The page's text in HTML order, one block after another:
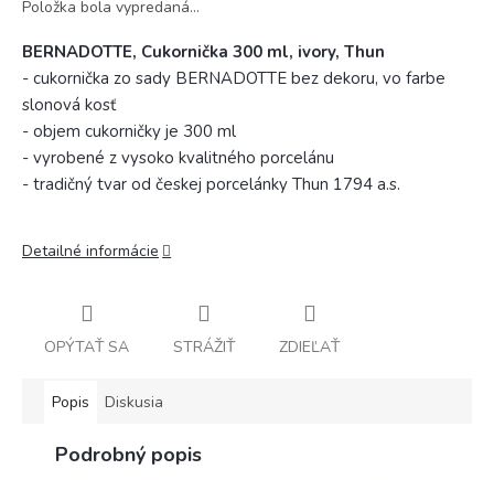
Položka bola vypredaná…
BERNADOTTE, Cukornička 300 ml, ivory, Thun
- cukornička zo sady BERNADOTTE bez dekoru, vo farbe
slonová kosť
- objem cukorničky je 300 ml
- vyrobené z vysoko kvalitného porcelánu
- tradičný tvar od českej porcelánky Thun 1794 a.s.
Detailné informácie
OPÝTAŤ SA STRÁŽIŤ ZDIEĽAŤ
Popis Diskusia
Podrobný popis